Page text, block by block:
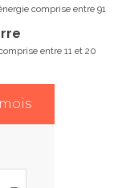
comprise entre 91
entre 11 et 20